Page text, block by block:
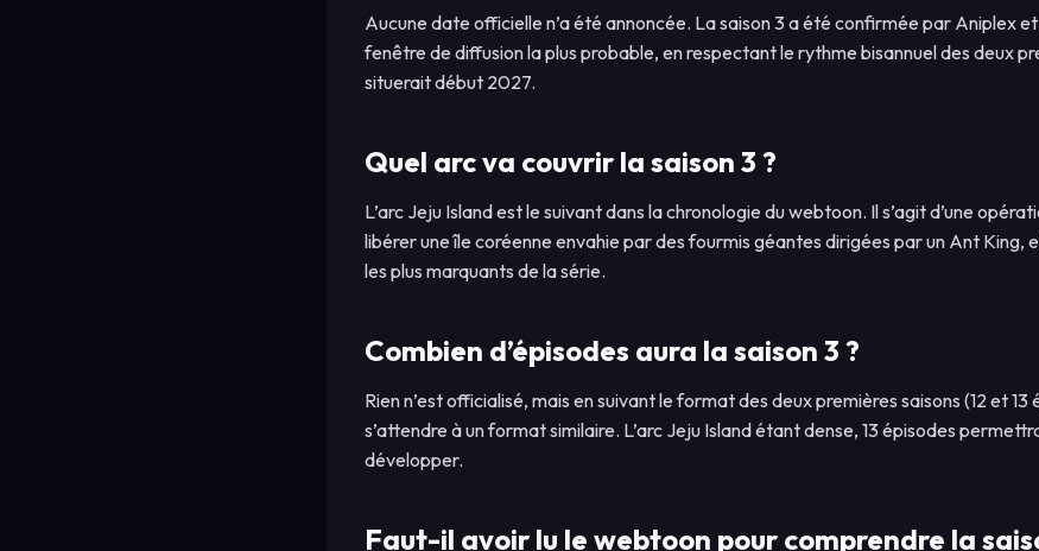
Aucune date officielle n’a été annoncée. La saison 3 a été confirmée par Aniplex
fenêtre de diffusion la plus probable, en respectant le rythme bisannuel des deux
situerait début 2027.
Quel arc va couvrir la saison 3 ?
L’arc Jeju Island est le suivant dans la chronologie du webtoon. Il s’agit d’une
libérer une île coréenne envahie par des fourmis géantes dirigées par un Ant King,
les plus marquants de la série.
Combien d’épisodes aura la saison 3 ?
Rien n’est officialisé, mais en suivant le format des deux premières saisons (12 et 13
s’attendre à un format similaire. L’arc Jeju Island étant dense, 13 épisodes
développer.
Faut-il avoir lu le webtoon pour comprendre la